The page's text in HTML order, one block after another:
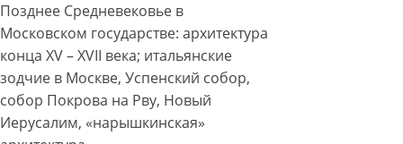
Позднее Средневековье в
Московском государстве: архитектура
конца XV – XVII века; итальянские
зодчие в Москве, Успенский собор,
собор Покрова на Рву, Новый
Иерусалим, «нарышкинская»